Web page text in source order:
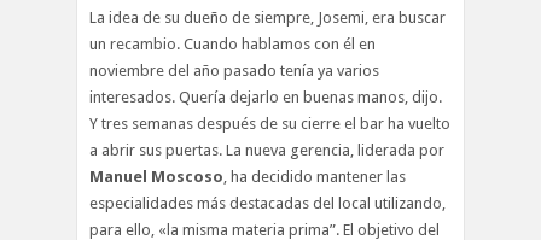
La idea de su dueño de siempre, Josemi, era buscar
un recambio. Cuando hablamos con él en
noviembre del año pasado tenía ya varios
interesados. Quería dejarlo en buenas manos, dijo.
Y tres semanas después de su cierre el bar ha vuelto
a abrir sus puertas. La nueva gerencia, liderada por
Manuel Moscoso, ha decidido mantener las
especialidades más destacadas del local utilizando,
para ello, «la misma materia prima”. El objetivo del